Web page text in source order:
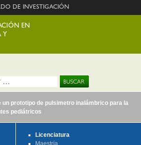
DE INVESTIGACIÓN
EN
Y
un prototipo de pulsimetro inalámbrico para la
pediátricos
Licenciatura
Maestría